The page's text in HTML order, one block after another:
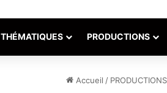
THÉMATIQUES PRODUCTIONS
Accueil / PRODUCTIONS